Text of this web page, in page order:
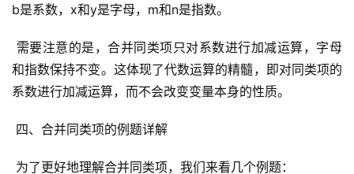
b是系数，x和y是字母，m和n是指数。
和指数保持不变。这体现了代数运算的精髓，即对同类项的
系数进行加减运算，而不会改变变量本身的性质。
四、合并同类项的例题详解
为了更好地理解合并同类项，我们来看几个例题：